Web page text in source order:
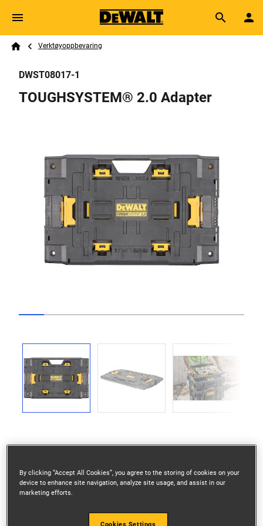
Skip to main content
Search
Breadcrumb
Verktøyoppbevaring
Previous
DWST08017-1
TOUGHSYSTEM® 2.0 Adapter
TILKOBLING: Kobler TOUGHSYSTEM® 2.0-
By clicking “Accept All Cookies”, you agree to the storing of cookies on your
device to enhance site navigation, analyze site usage, and assist in our
marketing efforts.